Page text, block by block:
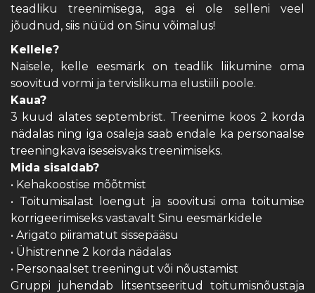
teadliku treenimisega, aga ei ole selleni veel
jõudnud, siis nüüd on Sinu võimalus!
Kellele?
Naisele, kelle eesmärk on teadlik liikumine oma
soovitud vormi ja tervislikuma elustiili poole.
Kaua?
3 kuud alates septembrist. Treenime koos 2 korda
nädalas ning iga osaleja saab endale ka personaalse
treeningkava iseseisvaks treenimiseks.
Mida sisaldab?
• Kehakoostise mõõtmist
• Toitumisalast loengut ja soovitusi oma toitumise
korrigeerimiseks vastavalt Sinu eesmärkidele
• Arigato piiramatut sissepääsu
• Ühistrenne 2 korda nädalas
• Personaalset treeningut või nõustamist
Gruppi juhendab litsentseeritud toitumisnõustaja